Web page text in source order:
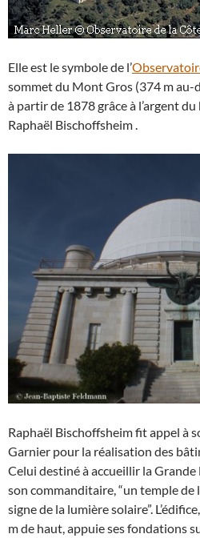
Elle est le symbole de l’
sommet du Mont Gros (374 m au-
à partir de 1878 grâce à l’argent
Raphaël Bischoffsheim .
Raphaël Bischoffsheim fit appel à
Garnier pour la réalisation des
Celui destiné à accueillir la
son commanditaire, “un temple de
signe de la lumière solaire”.
m de haut, appuie ses fondations